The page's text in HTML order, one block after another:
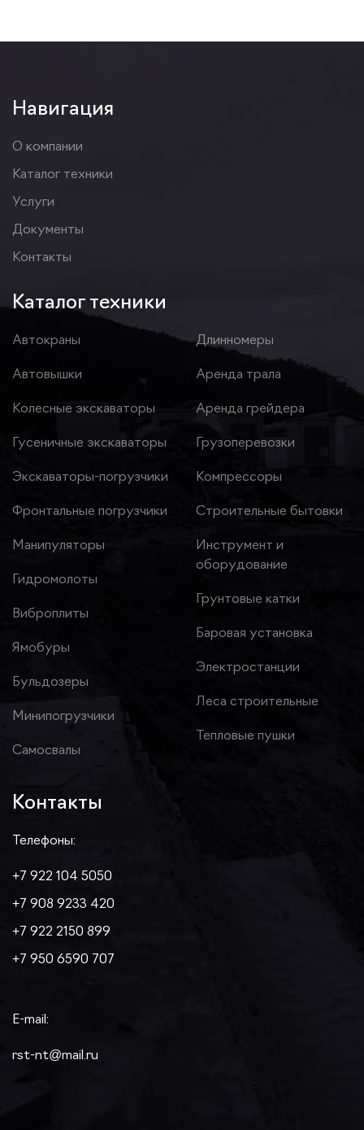
Навигация
О компании
Каталог техники
Услуги
Документы
Контакты
Каталог техники
Автокраны
Автовышки
Колесные экскаваторы
Гусеничные экскаваторы
Экскаваторы-погрузчики
Фронтальные погрузчики
Манипуляторы
Гидромолоты
Виброплиты
Ямобуры
Бульдозеры
Минипогрузчики
Самосвалы
Длинномеры
Аренда трала
Аренда грейдера
Грузоперевозки
Компрессоры
Строительные бытовки
Инструмент и
оборудование
Грунтовые катки
Баровая установка
Электростанции
Леса строительные
Тепловые пушки
Контакты
Телефоны:
+7 922 104 5050
+7 908 9233 420
+7 922 2150 899
+7 950 6590 707
E-mail:
rst-nt@mail.ru